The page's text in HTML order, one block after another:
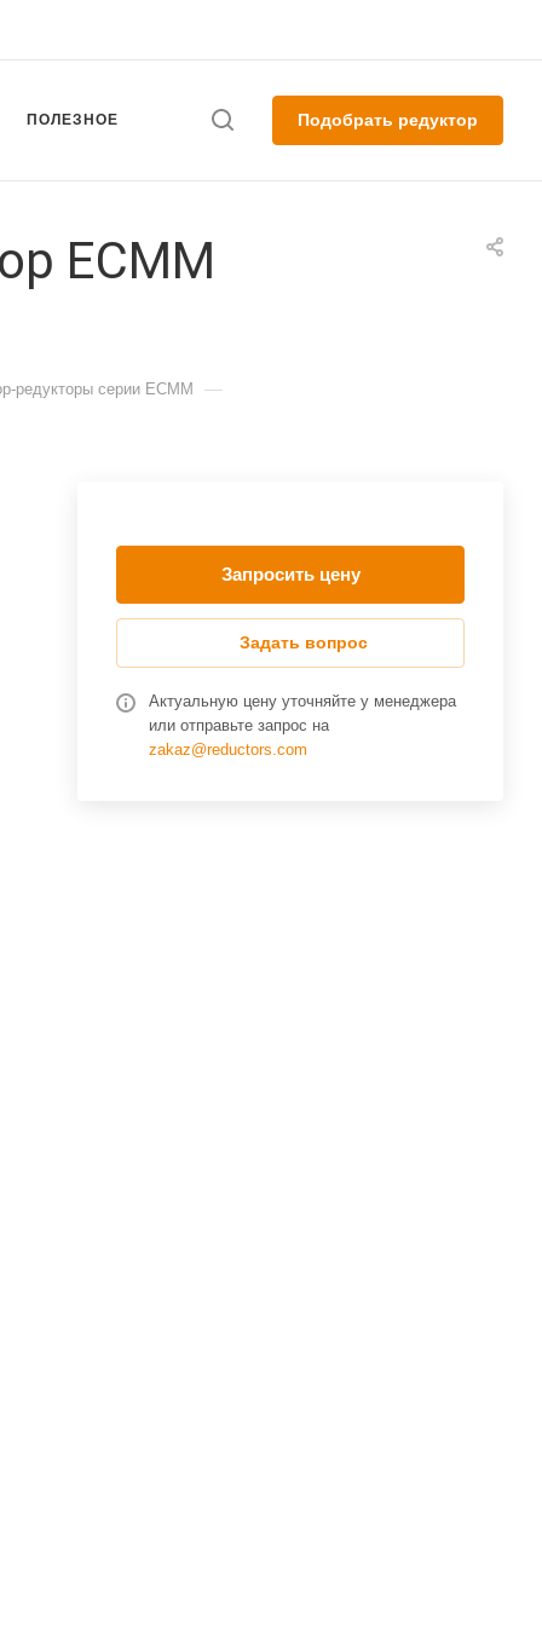
ПОЛЕЗНОЕ Подобрать редуктор
ECMM
редукторы серии ECMM —
Запросить цену
Задать вопрос
Актуальную цену уточняйте у менеджера
или отправьте запрос на
zakaz@reductors.com